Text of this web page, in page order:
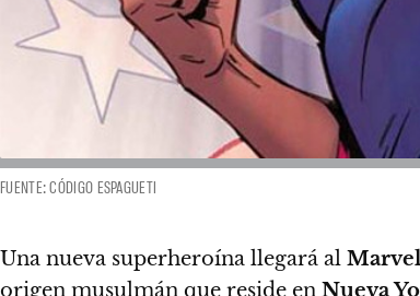
FUENTE: CÓDIGO ESPAGUETI
Una nueva superheroína llegará al
origen musulmán que reside en Nueva